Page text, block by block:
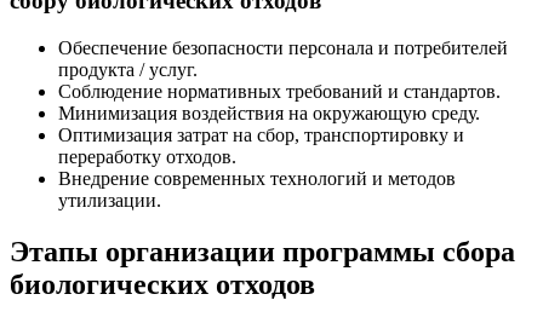
Обеспечение безопасности персонала и потребителей
продукта / услуг.
Соблюдение нормативных требований и стандартов.
Минимизация воздействия на окружающую среду.
Оптимизация затрат на сбор, транспортировку и
переработку отходов.
Внедрение современных технологий и методов
утилизации.
Этапы организации программы сбора
биологических отходов